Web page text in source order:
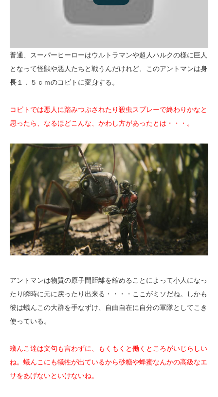
普通、スーパーヒーローはウルトラマンや超人ハルクの様に巨人
となって怪獣や悪人たちと戦うんだけれど、このアントマンは身
長１．５ｃｍのコビトに変身する。
コビトでは悪人に踏みつぶされたり殺虫スプレーで終わりかなと
思ったら、なるほどこんな、かわし方があったとは・・・。
アントマンは物質の原子間距離を縮めることによって小人になっ
たり瞬時に元に戻ったり出来る・・・・ここがミソだね。しかも
彼は蟻んこの大群を手なずけ、自由自在に自分の軍隊としてこき
使っている。
蟻んこ達は文句も言わずに、もくもくと働くところがいじらしい
ね。蟻んこにも犠牲が出ているから砂糖や蜂蜜なんかの高級なエ
サをあげないといけないね。